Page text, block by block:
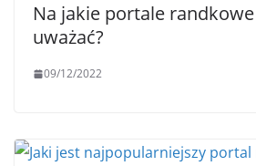
Na jakie portale
uważać?
09/12/2022